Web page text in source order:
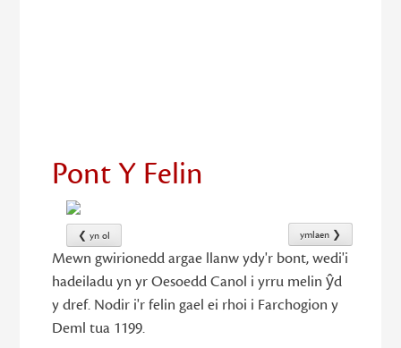
Pont Y Felin
❮ yn ol ymlaen ❯
Mewn gwirionedd argae llanw ydy'r bont, wedi'i
hadeiladu yn yr Oesoedd Canol i yrru melin ŷd
y dref. Nodir i'r felin gael ei rhoi i Farchogion y
Deml tua 1199.